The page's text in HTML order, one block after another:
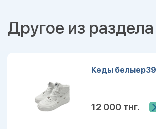
Другое из раздела
Кеды белыер39
12 000 тнг.